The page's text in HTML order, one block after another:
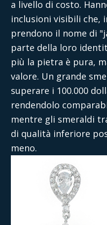
a livello di costo.
inclusioni visibili che,
prendono il nome di
parte della loro
più la pietra è pura,
valore. Un grande
superare i 100.000
rendendolo
mentre gli smeraldi
di qualità inferiore
meno.